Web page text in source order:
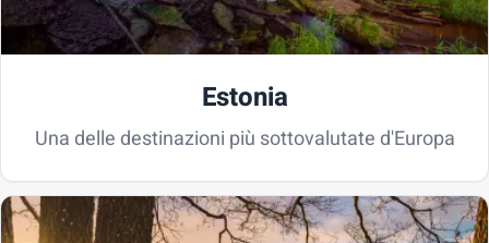
Estonia
Una delle destinazioni più sottovalutate d'Europa